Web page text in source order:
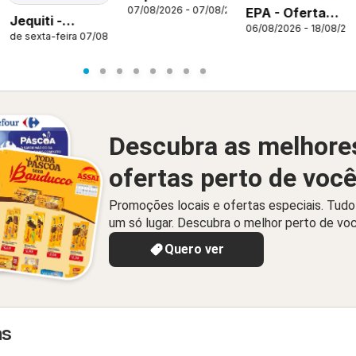
Jequiti -
Revista
de sexta-feira 07/08/2026
Padrão ofertas
07/08/2026 - 07/08/2026EPA - Ofertas
da semana
06/08/2026 - 18/08/
Descubra as
ofertas perto de você
Promoções locais e ofertas especiais.
um só lugar. Descubra o melhor perto de
Quero ver